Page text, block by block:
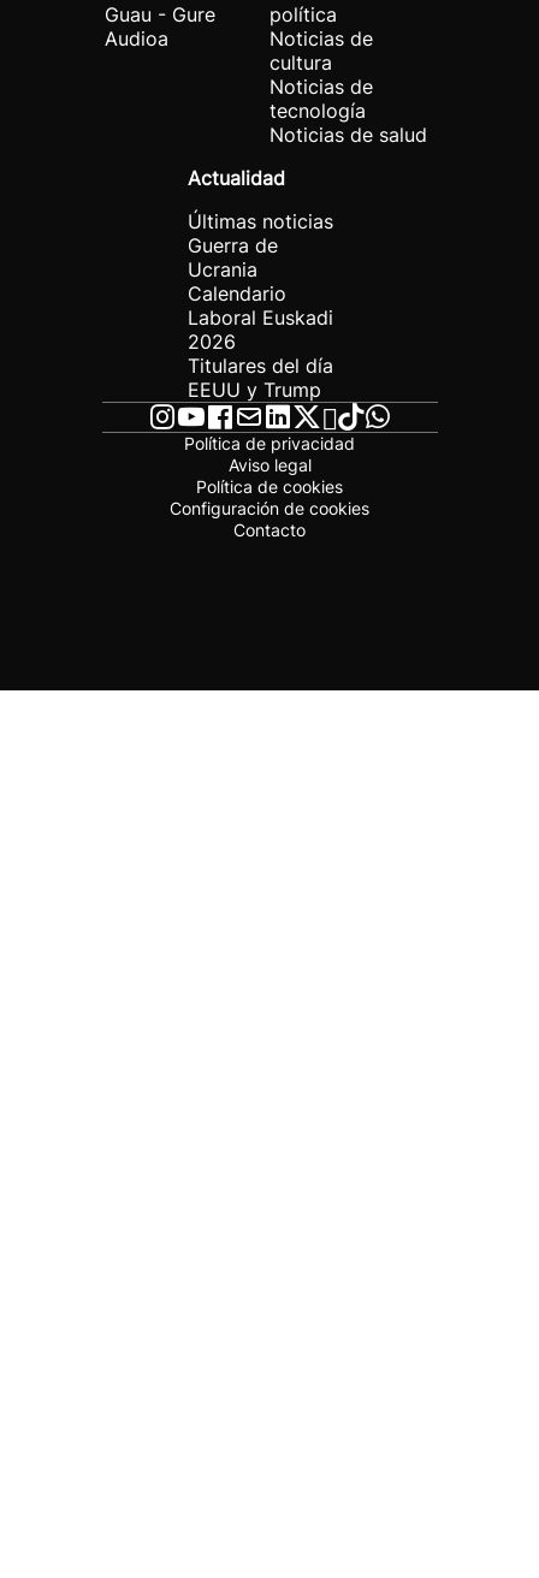
Guau - Gure
Audioa
política
Noticias de
cultura
Noticias de
tecnología
Noticias de salud
Actualidad
Últimas noticias
Guerra de
Ucrania
Calendario
Laboral Euskadi
2026
Titulares del día
EEUU y Trump
Política de privacidad
Aviso legal
Política de cookies
Configuración de cookies
Contacto